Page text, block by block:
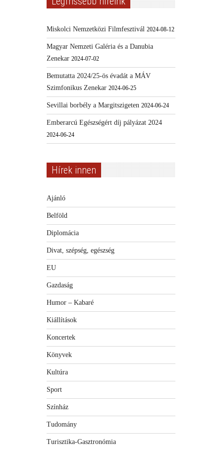
Miskolci Nemzetközi Filmfesztivál 2024-08-12
Magyar Nemzeti Galéria és a Danubia
Zenekar 2024-07-02
Bemutatta 2024/25-ös évadát a MÁV
Szimfonikus Zenekar 2024-06-25
Sevillai borbély a Margitszigeten 2024-06-24
Emberarcú Egészségért díj pályázat 2024
2024-06-24
Hírek innen
Ajánló
Belföld
Diplomácia
Divat, szépség, egészség
EU
Gazdaság
Humor – Kabaré
Kiállítások
Koncertek
Könyvek
Kultúra
Sport
Színház
Tudomány
Turisztika-Gasztronómia